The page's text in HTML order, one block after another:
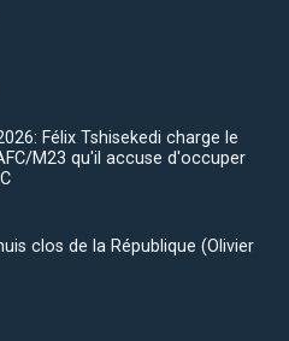
Félix Tshisekedi charge le
M23 qu'il accuse d'occuper
clos de la République (Olivier